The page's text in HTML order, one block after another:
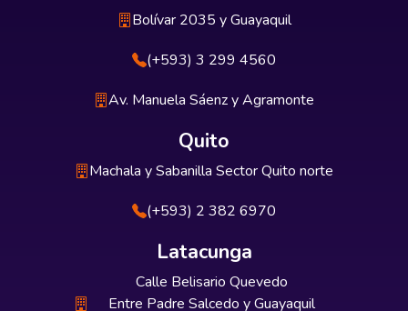
Bolívar 2035 y Guayaquil
(+593) 3 299 4560
Av. Manuela Sáenz y Agramonte
Quito
Machala y Sabanilla Sector Quito norte
(+593) 2 382 6970
Latacunga
Calle Belisario Quevedo
Entre Padre Salcedo y Guayaquil